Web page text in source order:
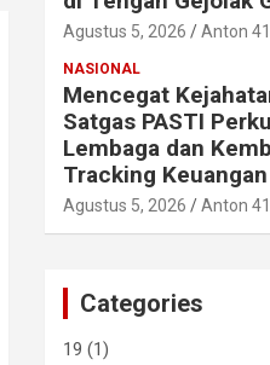
Agustus 5, 2026 Anton 41
NASIONAL
Mencegat
Satgas PASTI
Lembaga dan
Tracking
Agustus 5, 2026 Anton 41
Categories
19 (1)